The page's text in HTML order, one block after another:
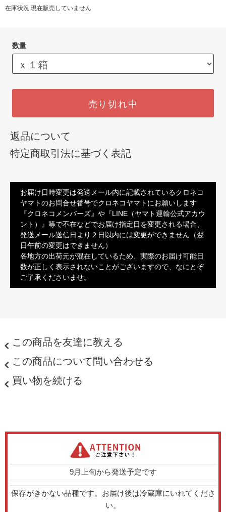
在庫状況 現在販売していません
数量
売り切れ中
返品について
特定商取引法に基づく表記
お届け日時変更は発送メール内に記載されているクロネコ
ヤマトのお問合せ番号でクロネコヤマトにお願いします
『クロネコメンバーズ』や『LINE（ヤマト運輸公式アカウ
ント）』等で不在などでお届け指定日を変更される場合、
発送メール送信日より２日以内には変更ができません（翌
日午前の変更はできません）
各地方の出荷元が混在しているため、実際のお届け可能日
数が正しく表示されないことがございますので、なにとぞ
ご了承くださいませ。
この商品を友達に教える
この商品について問い合わせる
買い物を続ける
9月上旬から発送予定です
保存がきかない品種です。お届け後は冷蔵庫にいれてくださ
い。